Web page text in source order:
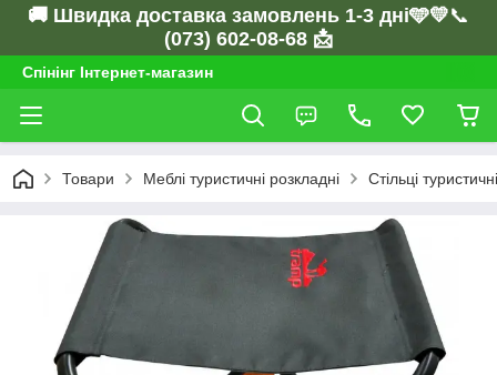
🚚 Швидка доставка замовлень 1-3 дні🩵💛📞
(073) 602-08-68 📩
Спінінг Інтернет-магазин
Товари Меблі туристичні розкладні Стільці туристичні